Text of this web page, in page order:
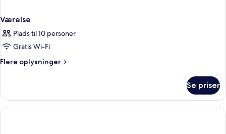
Værelse
Plads til 10 personer
Gratis Wi-Fi
Flere oplysninger
Flere
Se priser